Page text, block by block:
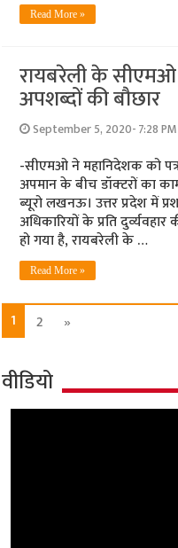
Read More »
रायबरेली के सीएमओ
अपशब्‍दों की बौछार
September 5, 2020- 7:28 PM
-सीएमओ ने महानिदेशक को
अपमान के बीच डॉक्‍टरों का
ब्‍यूरो लखनऊ। उत्तर प्रदेश में
अधिकारियों के प्रति
हो गया है, रायबरेली के …
Read More »
1 2 »
वीडियो